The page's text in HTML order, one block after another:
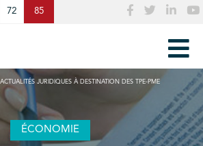
72 85
ACTUALITÉS JURIDIQUES À DESTINATION DES TPE-PME
ÉCONOMIE
panel